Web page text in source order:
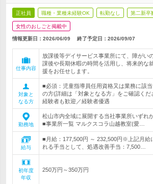
正社員 職種・業種未経験OK 転勤なし 第二新卒
女性のおしごと掲載中
情報更新日：2026/06/09 終了予定日： 2026/09/07
仕事内容
放課後等デイサービス事業所にて、障がい
課後や長期休暇の時間を活用し、将来的な
援をお任せします。
対象と
なる方
■必須：児童指導員任用資格又は業務に該
の方(詳細は「対象となる方」をご確認くだ
経験者も歓迎／経験者優遇
勤務地
松山市内全域に展開する当社事業所いずれ
■事業所一覧 マルクスコラ山越教室(愛…
給与
■月給：177,500円 ～ 232,500円※上記月給
れる手当として、処遇改善手当：7,500…
初年度
年収
250万円～350万円